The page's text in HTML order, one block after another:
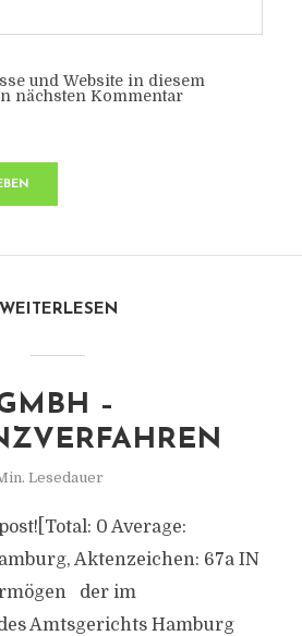
und Website in diesem
nächsten Kommentar
WEITERLESEN
–
Lesedauer
0 Average:
Aktenzeichen: 67a IN
der im
Amtsgerichts Hamburg